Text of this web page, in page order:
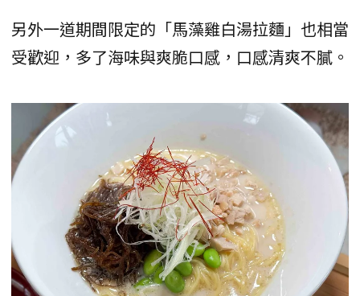
另外一道期間限定的「馬藻雞白湯拉麵」也相當
受歡迎，多了海味與爽脆口感，口感清爽不膩。